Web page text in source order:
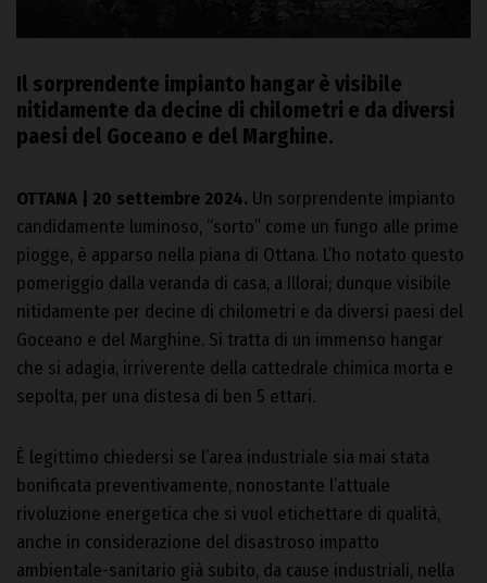
Il sorprendente impianto hangar è visibile
nitidamente da decine di chilometri e da diversi
paesi del Goceano e del Marghine.
OTTANA | 20 settembre 2024. Un sorprendente impianto
candidamente luminoso, “sorto” come un fungo alle prime
piogge, è apparso nella piana di Ottana. L’ho notato questo
pomeriggio dalla veranda di casa, a Illorai; dunque visibile
nitidamente per decine di chilometri e da diversi paesi del
Goceano e del Marghine. Si tratta di un immenso hangar
che si adagia, irriverente della cattedrale chimica morta e
sepolta, per una distesa di ben 5 ettari.
È legittimo chiedersi se l’area industriale sia mai stata
bonificata preventivamente, nonostante l’attuale
rivoluzione energetica che si vuol etichettare di qualità,
anche in considerazione del disastroso impatto
ambientale-sanitario già subito, da cause industriali, nella